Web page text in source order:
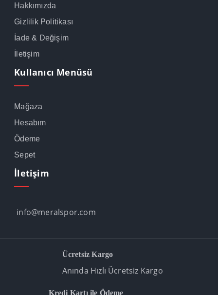
Hakkımızda
Gizlilik Politikası
İade & Değişim
İletişim
Kullanıcı Menüsü
Mağaza
Hesabım
Ödeme
Sepet
İletişim
info@meralspor.com
Ücretsiz Kargo
Anında Hızlı Ücretsiz Kargo
Kredi Kartı ile Ödeme